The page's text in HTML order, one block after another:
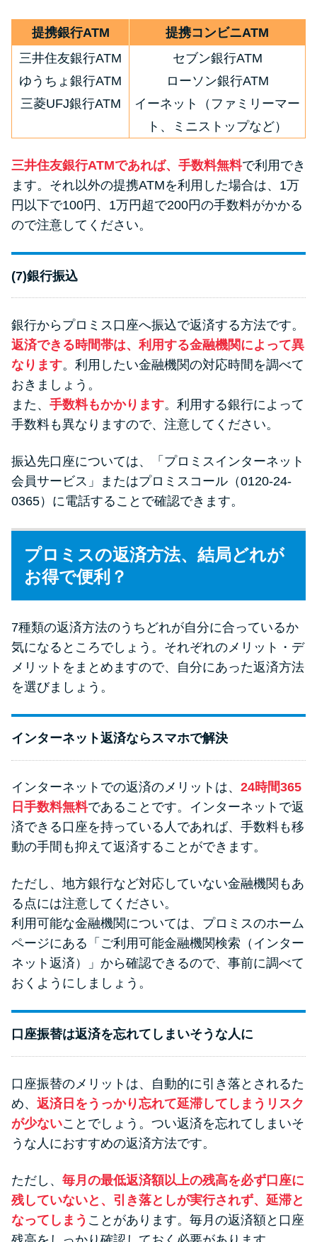
提携銀行ATM
提携コンビニATM
三井住友銀行ATM
ゆうちょ銀行ATM
三菱UFJ銀行ATM
セブン銀行ATM
ローソン銀行ATM
イーネット（ファミリーマー
ト、ミニストップなど）
三井住友銀行ATMであれば、手数料無料で利用でき
ます。それ以外の提携ATMを利用した場合は、1万
円以下で100円、1万円超で200円の手数料がかかる
ので注意してください。
(7)銀行振込
銀行からプロミス口座へ振込で返済する方法です。
返済できる時間帯は、利用する金融機関によって異
なります。利用したい金融機関の対応時間を調べて
おきましょう。
また、 手数料もかかります。利用する銀行によって
手数料も異なりますので、注意してください。
振込先口座については、「プロミスインターネット
会員サービス」またはプロミスコール（0120-24-
0365）に電話することで確認できます。
プロミスの返済方法、結局どれが
お得で便利？
7種類の返済方法のうちどれが自分に合っているか
気になるところでしょう。それぞれのメリット・デ
メリットをまとめますので、自分にあった返済方法
を選びましょう。
インターネット返済ならスマホで解決
インターネットでの返済のメリットは、 24時間365
日手数料無料であることです。インターネットで返
済できる口座を持っている人であれば、手数料も移
動の手間も抑えて返済することができます。
ただし、地方銀行など対応していない金融機関もあ
る点には注意してください。
利用可能な金融機関については、プロミスのホーム
ページにある「ご利用可能金融機関検索（インター
ネット返済）」から確認できるので、事前に調べて
おくようにしましょう。
口座振替は返済を忘れてしまいそうな人に
口座振替のメリットは、自動的に引き落とされるた
め、 返済日をうっかり忘れて延滞してしまうリスク
が少ないことでしょう。つい返済を忘れてしまいそ
うな人におすすめの返済方法です。
ただし、 毎月の最低返済額以上の残高を必ず口座に
残していないと、引き落としが実行されず、延滞と
なってしまう ことがあります。毎月の返済額と口座